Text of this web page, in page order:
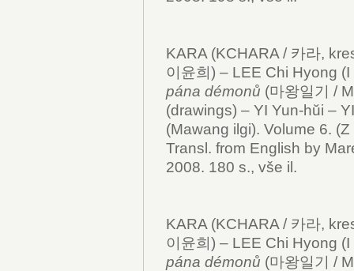
KARA (KCHARA / 카라,
이윤희) – LEE Chi Hyong
pána démonů (마왕일기 /
(drawings) – YI Yun-hŭi –
(Mawang ilgi). Volume 6.
Transl. from English by
2008. 180 s., vše il.
KARA (KCHARA / 카라,
이윤희) – LEE Chi Hyong
pána démonů (마왕일기 /